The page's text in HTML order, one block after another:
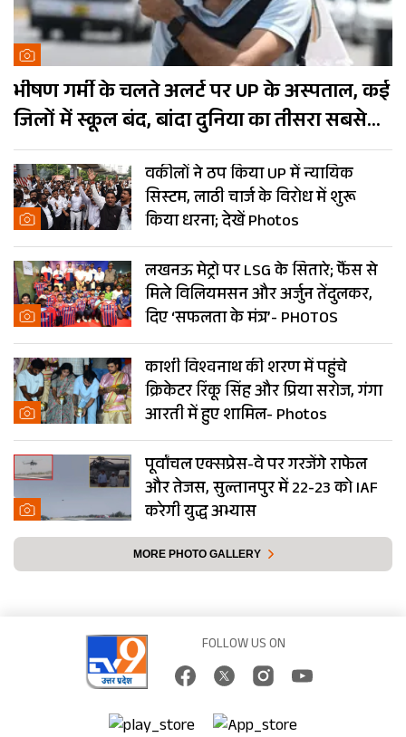
भीषण गर्मी के चलते अलर्ट पर UP के अस्पताल, कई
जिलों में स्कूल बंद, बांदा दुनिया का तीसरा सबसे
गर्म शहर
वकीलों ने ठप किया UP में न्यायिक
सिस्टम, लाठी चार्ज के विरोध में शुरू
किया धरना; देखें Photos
लखनऊ मेट्रो पर LSG के सितारे; फैंस से
मिले विलियमसन और अर्जुन तेंदुलकर,
दिए ‘सफलता के मंत्र’- PHOTOS
काशी विश्वनाथ की शरण में पहुंचे
क्रिकेटर रिंकू सिंह और प्रिया सरोज, गंगा
आरती में हुए शामिल- Photos
पूर्वांचल एक्सप्रेस-वे पर गरजेंगे राफेल
और तेजस, सुल्तानपुर में 22-23 को IAF
करेगी युद्ध अभ्यास
MORE PHOTO GALLERY
FOLLOW US ON